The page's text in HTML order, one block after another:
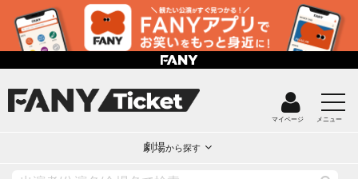
マイページ メニュー
劇場から探す